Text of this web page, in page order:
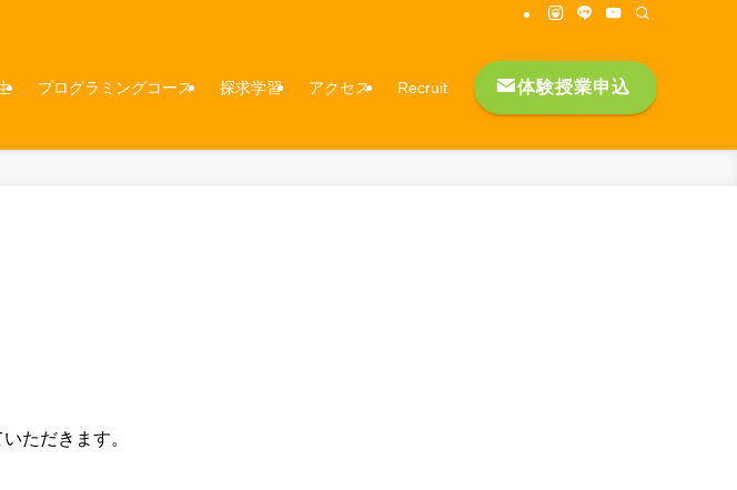
プログラミングコース 探求学習 アクセス Recruit 体験授業申込
ただきます。